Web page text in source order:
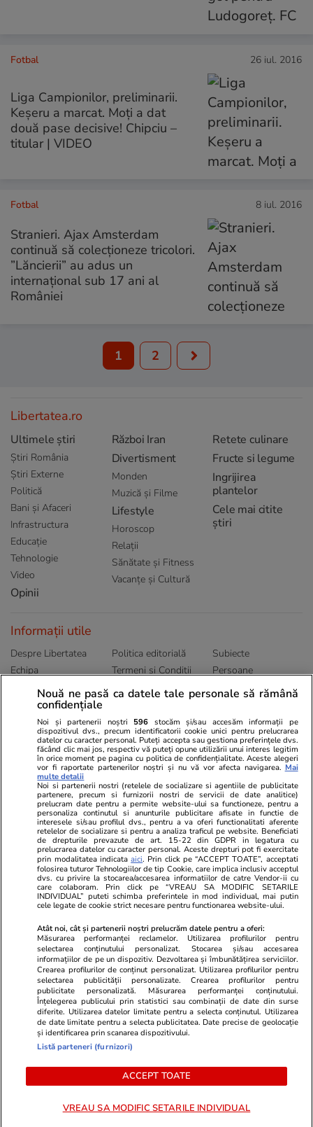
Fotbal 26 iul. 2016
Liga Campionilor, preliminarii.
Keșeru a marcat. Moți a dat
două pase decisive! Chipciu –
titular | VIDEO
Fotbal 8 iul. 2016
Stranieri. Ajax Amsterdam
continuă să colecționeze tricolori.
”Lăncierii” au adus un
internațional sub 17 ani al
României
1 2
Libertatea.ro
Ultimele știri
Știri România
Știri Externe
Politică
Bani și Afaceri
Infrastructura
Educație
Tehnologie
Video
Opinii
Război Iran
Divertisment
Monden
Muzică și Filme
Lifestyle
Horoscop
Relații
Sănătate și Fitness
Vacanțe și Cultură
Retete culinare
Fructe si legume
Ingrijirea
plantelor
Cele mai citite
știri
Informații utile
Despre Libertatea
Echipa
Publicitate
Politica de
Politica editorială
Termeni și Conditii
Abonamente
Subiecte
Persoane
Sitemap
Ringier România
Libertatea pentru
Unica.ro
Program TV
Avantaje
ELLE
Gazeta Sporturilor
Stiri mondene
Calculator sarcina
Ajută Copiii
Locuri de muncă
Imobiliare.ro
Jobradar24
Imoradar24
Colecții Libertatea
Pariază responsabil! Decizia ONJN nr. 821/25.09.2025.
Jocurile de noroc sunt interzise minorilor.
© 2026 Ringier Romania. Toate drepturile rezervate
Actualizare preferințe cookies
Nouă ne pasă ca datele tale personale să rămână
confidențiale
Noi și partenerii noștri 596 stocăm și/sau accesăm informații pe
dispozitivul dvs., precum identificatorii cookie unici pentru prelucrarea
datelor cu caracter personal. Puteți accepta sau gestiona preferințele dvs.
făcând clic mai jos, respectiv vă puteți opune utilizării unui interes legitim
în orice moment pe pagina cu politica de confidențialitate. Aceste alegeri
vor fi raportate partenerilor noștri și nu vă vor afecta navigarea. Mai
multe detalii
Noi si partenerii nostri (retelele de socializare si agentiile de publicitate
partenere, precum si furnizorii nostri de servicii de date analitice)
prelucram date pentru a permite website-ului sa functioneze, pentru a
personaliza continutul si anunturile publicitare afisate in functie de
interesele si/sau profilul dvs., pentru a va oferi functionalitati aferente
retelelor de socializare si pentru a analiza traficul pe website. Beneficiati
de drepturile prevazute de art. 15-22 din GDPR in legatura cu
prelucrarea datelor cu caracter personal. Aceste drepturi pot fi exercitate
prin modalitatea indicataaici. Prin click pe “ACCEPT TOATE”, acceptati
folosirea tuturor Tehnologiilor de tip Cookie, care implica inclusiv acceptul
dvs. cu privire la stocarea/accesarea informatiilor de catre Vendor-ii cu
care colaboram. Prin click pe “VREAU SA MODIFIC SETARILE
INDIVIDUAL” puteti schimba preferintele in mod individual, mai putin
cele legate de cookie strict necesare pentru functionarea website-ului.
Atât noi, cât și partenerii noștri prelucrăm datele pentru a oferi:
Măsurarea performanței reclamelor. Utilizarea profilurilor pentru
selectarea conținutului personalizat. Stocarea și/sau accesarea
informațiilor de pe un dispozitiv. Dezvoltarea și îmbunătățirea serviciilor.
Crearea profilurilor de conținut personalizat. Utilizarea profilurilor pentru
selectarea publicității personalizate. Crearea profilurilor pentru
publicitate personalizată. Măsurarea performanței conținutului.
Înțelegerea publicului prin statistici sau combinații de date din surse
diferite. Utilizarea datelor limitate pentru a selecta conținutul. Utilizarea
de date limitate pentru a selecta publicitatea. Date precise de geolocație
și identificarea prin scanarea dispozitivului.
Listă parteneri (furnizori)
ACCEPT TOATE
VREAU SA MODIFIC SETARILE INDIVIDUAL